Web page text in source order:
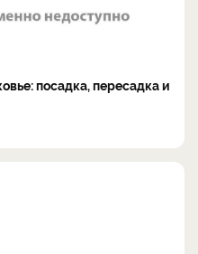
посадка, пересадка и